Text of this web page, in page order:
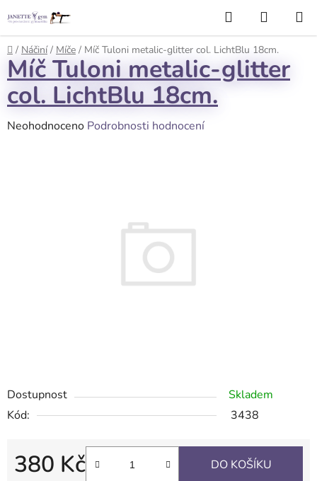
na
obsah
Hledat
KOŠÍK
Domů
/ Náčiní / Míče / Míč Tuloni metalic-glitter col. LichtBlu 18cm.
Dostupnost
Skladem
Kód:
3438
380 Kč DO KOŠÍKU
Míč Tuloni metalic-glitter
col. LichtBlu 18cm.
Průměrné
Neohodnoceno Podrobnosti hodnocení